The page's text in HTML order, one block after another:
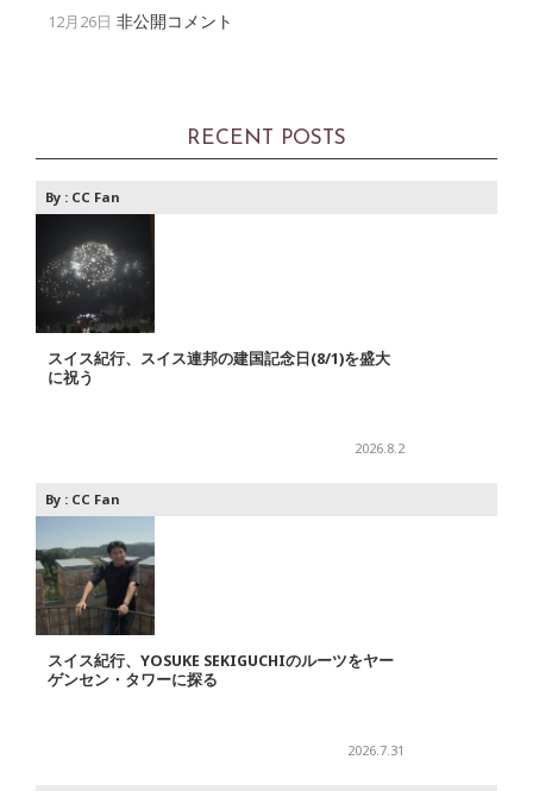
12月26日 非公開コメント
RECENT POSTS
By : CC Fan
スイス紀行、スイス連邦の建国記念日(8/1)を盛大
に祝う
2026.8.2
By : CC Fan
スイス紀行、YOSUKE SEKIGUCHIのルーツをヤー
ゲンセン・タワーに探る
2026.7.31